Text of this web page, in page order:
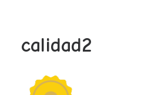
ACTUALIDAD Y REDES SOCIALES
LODP
calidad2